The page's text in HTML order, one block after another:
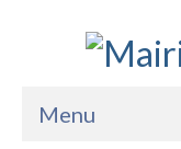
Menu